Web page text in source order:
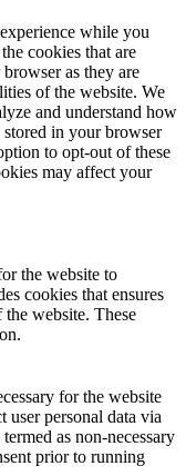
while you
cookies that are
as they are
of the website. We
and understand how
in your browser
to opt-out of these
may affect your
the website to
cookies that ensures
website. These
for the website
personal data via
as non-necessary
prior to running